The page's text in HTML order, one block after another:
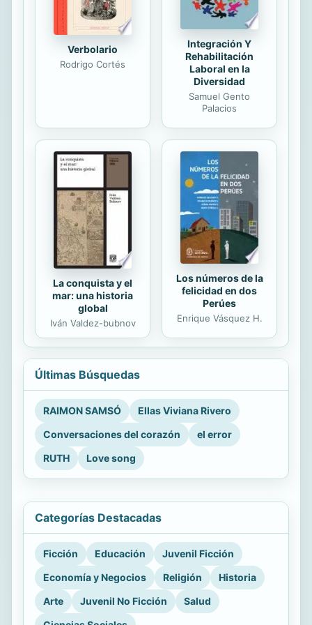
Verbolario
Rodrigo Cortés
Integración Y
Rehabilitación
Laboral en la
Diversidad
Samuel Gento
Palacios
La conquista y el
mar: una historia
global
Iván Valdez-bubnov
Los números de la
felicidad en dos
Perúes
Enrique Vásquez H.
Últimas Búsquedas
RAIMON SAMSÓ
Ellas Viviana Rivero
Conversaciones del corazón
el error
RUTH
Love song
Categorías Destacadas
Ficción Educación
Juvenil Ficción
Economía y Negocios
Religión
Historia
Arte
Juvenil No Ficción
Salud